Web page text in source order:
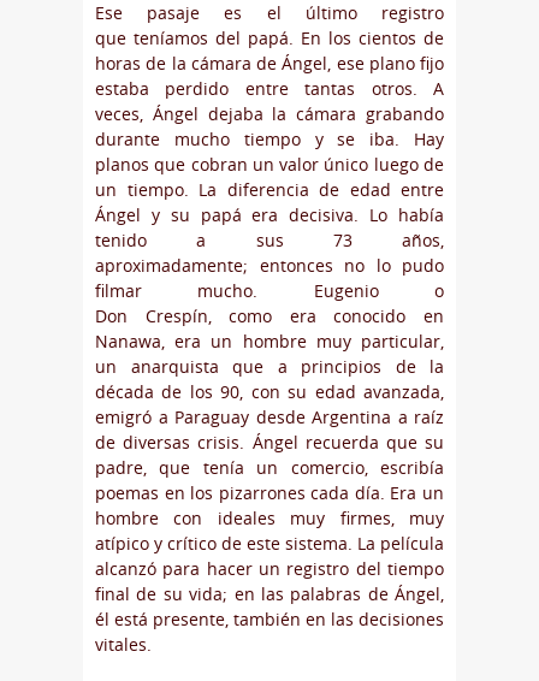
Ese pasaje es el último registro
que teníamos del papá. En los cientos de
horas de la cámara de Ángel, ese plano fijo
estaba perdido entre tantas otros. A
veces, Ángel dejaba la cámara grabando
durante mucho tiempo y se iba. Hay
planos que cobran un valor único luego de
un tiempo. La diferencia de edad entre
Ángel y su papá era decisiva. Lo había
tenido a sus 73 años,
aproximadamente; entonces no lo pudo
filmar mucho. Eugenio o
Don Crespín, como era conocido en
Nanawa, era un hombre muy particular,
un anarquista que a principios de la
década de los 90, con su edad avanzada,
emigró a Paraguay desde Argentina a raíz
de diversas crisis. Ángel recuerda que su
padre, que tenía un comercio, escribía
poemas en los pizarrones cada día. Era un
hombre con ideales muy firmes, muy
atípico y crítico de este sistema. La película
alcanzó para hacer un registro del tiempo
final de su vida; en las palabras de Ángel,
él está presente, también en las decisiones
vitales.